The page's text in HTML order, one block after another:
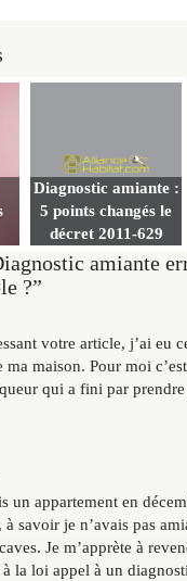
Diagnostic amiante :
5 points changés le
décret 2011-629
amiante
?”
votre article, j’ai eu
ma maison. Pour moi
qui a fini par prendre
un appartement en
savoir je n’avais pas
Je m’apprète à
la loi appel à un